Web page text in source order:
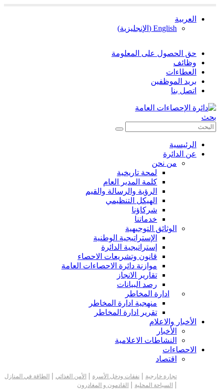
العربية
English
( الإنجليزية)
حق الحصول على المعلومة
وظائف
العطاءات
بريد الموظفين
اتصل بنا
بحث
الرئيسية
عن الدائرة
من نحن
لمحة تاريخية
كلمة المدير العام
الرؤية والرسالة والقيم
الهيكل التنظيمي
شركاؤنا
خدماتنا
الوثائق التوجيهية
الإستراتيجية الوطنية
إستراتيجية الدائرة
قانون وتشريعات الاحصاء
موازنة دائرة الاحصاءات العامة
تقارير الانجاز
رصد البيانات
ادارة المخاطر
منهجية ادارة المخاطر
تقرير ادارة المخاطر
الأخبار والاعلام
الأخبار
النشاطات الاعلامية
الاحصاءات
اقتصاد
تجارة خارجية | نفقات ودخل الأسرة | الأمن الغذائي | الطاقة في المنازل
| السياحة المحلية | القادمون و المغادرون